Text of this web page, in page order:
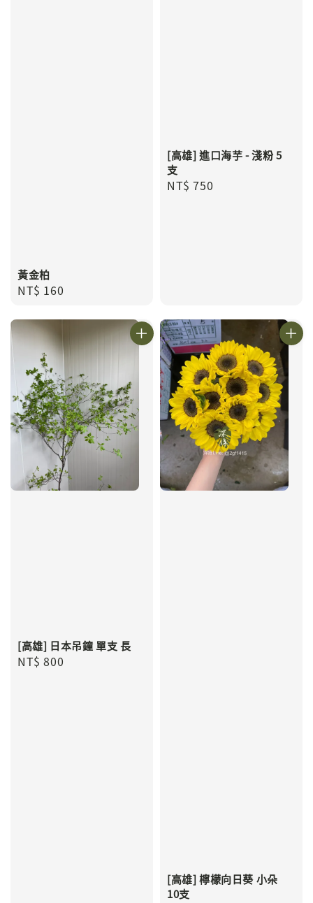
黃金柏
Regular
NT$ 160
[高雄] 進口海芋 - 淺粉 5
支
Regular
NT$ 750
[高雄] 日本吊鐘 單支 長
Regular
NT$ 800
[高雄] 檸檬向日葵 小朵
10支